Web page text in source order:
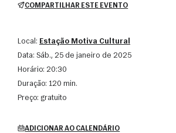
COMPARTILHAR ESTE EVENTO
Local: Estação Motiva Cultural
Data:
sáb., 25 de janeiro de 2025
Horário:
20:30
Duração: 120 min.
Preço: gratuito
ADICIONAR AO CALENDÁRIO